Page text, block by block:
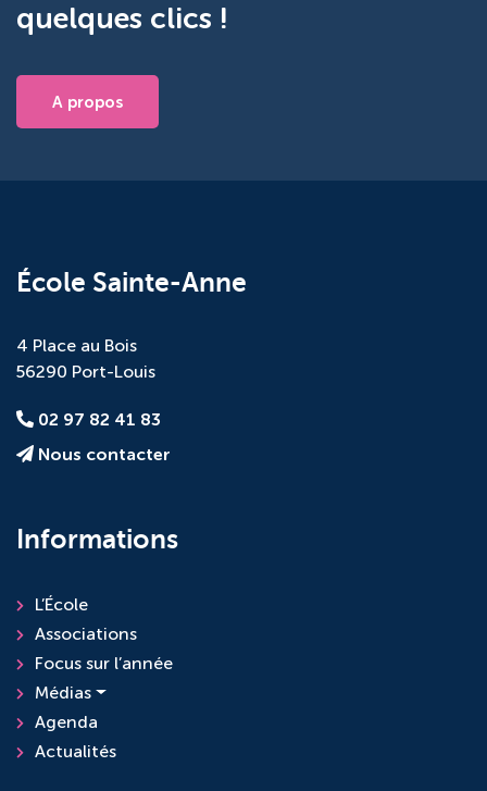
quelques clics !
A propos
École Sainte-Anne
4 Place au Bois
56290 Port-Louis
02 97 82 41 83
Nous contacter
Informations
L’École
Associations
Focus sur l’année
Médias
Agenda
Actualités